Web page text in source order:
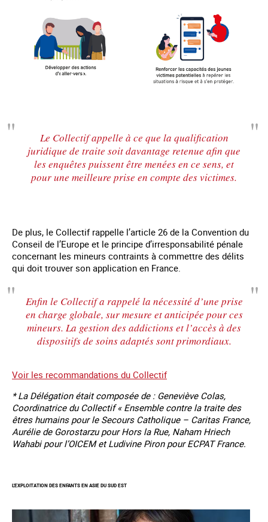
Le Collectif appelle à ce que la qualification
juridique de traite soit davantage retenue afin que
les enquêtes puissent être menées en ce sens, et
pour une meilleure prise en compte des victimes.
De plus, le Collectif rappelle l’article 26 de la Convention du
Conseil de l’Europe et le principe d’irresponsabilité pénale
concernant les mineurs contraints à commettre des délits
qui doit trouver son application en France.
Enfin le Collectif a rappelé la nécessité d’une prise
en charge globale, sur mesure et anticipée pour ces
mineurs. La gestion des addictions et l’accès à des
dispositifs de soins adaptés sont primordiaux.
Voir les recommandations du Collectif
* La Délégation était composée de : Geneviève Colas,
Coordinatrice du Collectif « Ensemble contre la traite des
êtres humains pour le Secours Catholique – Caritas France,
Aurélie de Gorostarzu pour Hors la Rue, Naham Hriech
Wahabi pour l’OICEM et Ludivine Piron pour ECPAT France.
L'EXPLOITATION DES ENFANTS EN ASIE DU SUD EST